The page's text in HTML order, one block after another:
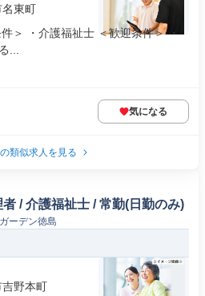
東町
＞ ・介護福祉士 ＜歓迎条件＞ ・
...
気になる
類似求人を見る
/ 介護福祉士 / 常勤(日勤のみ)
ーデン徳島
野本町